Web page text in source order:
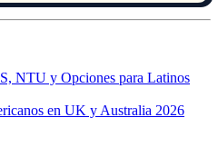
NTU y Opciones para Latinos
en UK y Australia 2026